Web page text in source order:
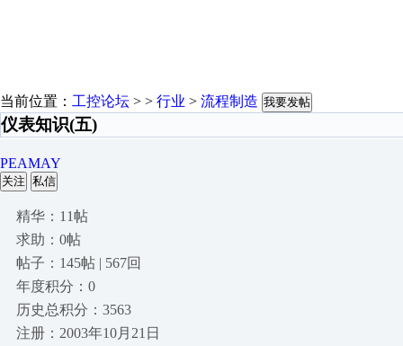
当前位置： 工控论坛 > > 行业 > 流程制造 我要发帖
仪表知识(五)
PEAMAY
关注 私信
精华：11帖
求助：0帖
帖子：145帖 | 567回
年度积分：0
历史总积分：3563
注册：2003年10月21日